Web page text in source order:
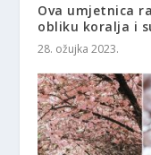
Ova umjetnica
obliku koralja i
28. ožujka 2023.